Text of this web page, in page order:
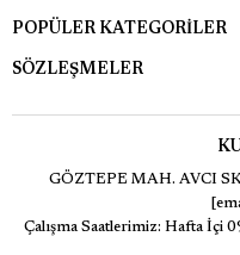
POPÜLER KATEGORİLER
SÖZLEŞMELER
GÖZTEPE MAH. AVCI
Çalışma Saatlerimiz: Hafta İçi